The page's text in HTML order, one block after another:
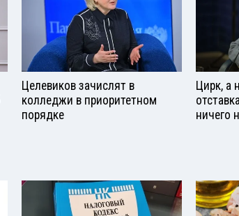
Целевиков зачислят в
колледжи в приоритетном
порядке
Цирк, а
ничего